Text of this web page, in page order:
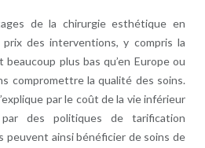
de la chirurgie esthétique en
des interventions, y compris la
plus bas qu’en Europe ou
compromettre la qualité des soins.
par le coût de la vie inférieur
des politiques de tarification
peuvent ainsi bénéficier de soins de